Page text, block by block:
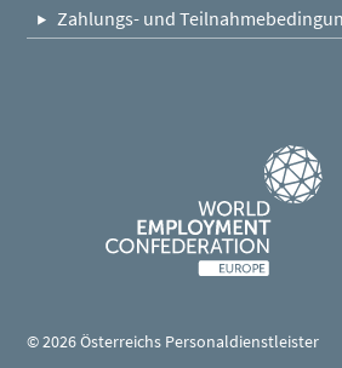
Zahlungs- und
Fußleistennavigation
© 2026 Österreichs Personaldienstleister